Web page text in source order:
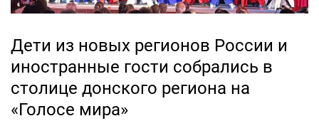
Дети из новых регионов России и
иностранные гости собрались в
столице донского региона на
«Голосе мира»